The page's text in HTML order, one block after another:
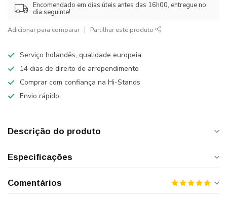
Encomendado em dias úteis antes das 16h00, entregue no
dia seguinte!
Adicionar para comparar Partilhar este produto
Serviço holandês, qualidade europeia
14 dias de direito de arrependimento
Comprar com confiança na Hi-Stands
Envio rápido
Descrição do produto
Especificações
Comentários